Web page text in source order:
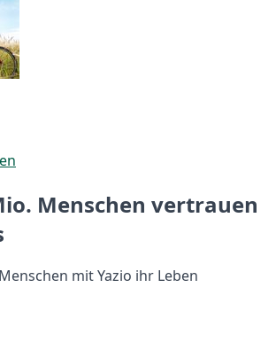
Menschen vertrauen
mit Yazio ihr Leben